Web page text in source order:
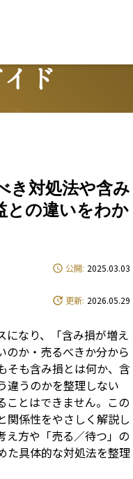
ド
き対処法や含み
との違いをわか
公開: 2025.03.03
更新: 2026.05.29
になり、「含み損が増え
のか・売るべきか分から
そも含み損とは何か、含
違うのかを整理しない
ことはできません。この
関係性をやさしく解説し
え方や「売る／待つ」の
た具体的な対処法を整理